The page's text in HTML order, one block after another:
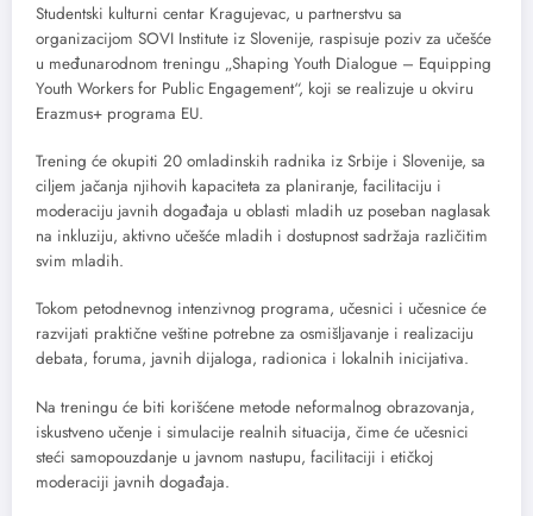
Studentski kulturni centar Kragujevac, u partnerstvu sa
organizacijom SOVI Institute iz Slovenije, raspisuje poziv za učešće
u međunarodnom treningu „Shaping Youth Dialogue – Equipping
Youth Workers for Public Engagement“, koji se realizuje u okviru
Erazmus+ programa EU.
Trening će okupiti 20 omladinskih radnika iz Srbije i Slovenije, sa
ciljem jačanja njihovih kapaciteta za planiranje, facilitaciju i
moderaciju javnih događaja u oblasti mladih uz poseban naglasak
na inkluziju, aktivno učešće mladih i dostupnost sadržaja različitim
svim mladih.
Tokom petodnevnog intenzivnog programa, učesnici i učesnice će
razvijati praktične veštine potrebne za osmišljavanje i realizaciju
debata, foruma, javnih dijaloga, radionica i lokalnih inicijativa.
Na treningu će biti korišćene metode neformalnog obrazovanja,
iskustveno učenje i simulacije realnih situacija, čime će učesnici
steći samopouzdanje u javnom nastupu, facilitaciji i etičkoj
moderaciji javnih događaja.